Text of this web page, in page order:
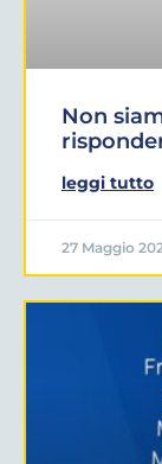
Non
leggi tutto
27 Maggio